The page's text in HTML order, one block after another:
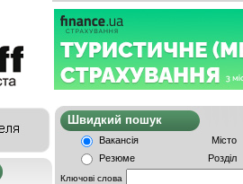
Швидкий
Вакансія
Місто
Резюме
Розділ
Ключові слова